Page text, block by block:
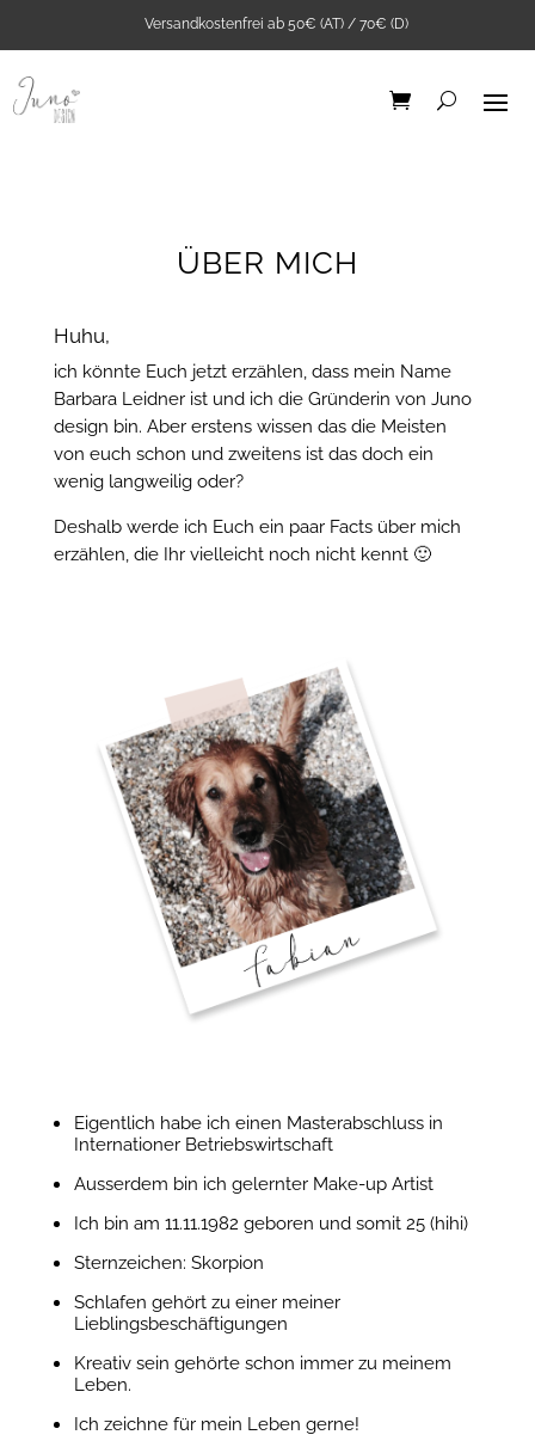
Versandkostenfrei ab 50€ (AT) / 70€ (D)
ÜBER MICH
Huhu,
ich könnte Euch jetzt erzählen, dass mein Name
Barbara Leidner ist und ich die Gründerin von Juno
design bin. Aber erstens wissen das die Meisten
von euch schon und zweitens ist das doch ein
wenig langweilig oder?
Deshalb werde ich Euch ein paar Facts über mich
erzählen, die Ihr vielleicht noch nicht kennt 🙂
Eigentlich habe ich einen Masterabschluss in
Internationer Betriebswirtschaft
Ausserdem bin ich gelernter Make-up Artist
Ich bin am 11.11.1982 geboren und somit 25 (hihi)
Sternzeichen: Skorpion
Schlafen gehört zu einer meiner
Lieblingsbeschäftigungen
Kreativ sein gehörte schon immer zu meinem
Leben.
Ich zeichne für mein Leben gerne!
0,5m
6,45€ + ADD